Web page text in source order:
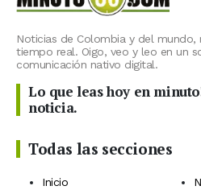
Noticias de Colombia y del
tiempo real. Oigo, veo y leo en un
comunicación nativo digital.
Lo que leas hoy en
noticia.
Todas las secciones
Inicio